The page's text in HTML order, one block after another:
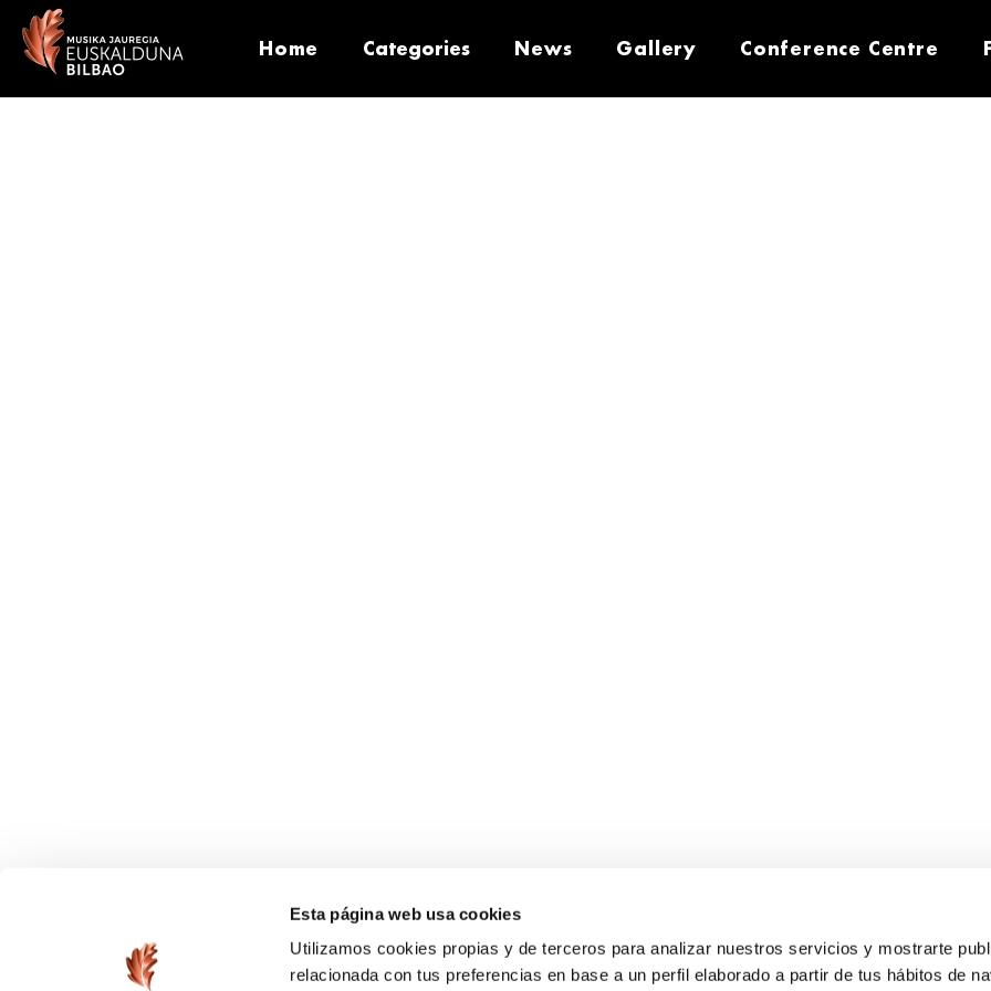
Esta página web usa cookies
Utilizamos cookies propias y de terceros para analizar nuestros servicios y mostrarte
relacionada con tus preferencias en base a un perfil elaborado a partir de tus hábitos de
Home Categories News Gallery Conference Centre